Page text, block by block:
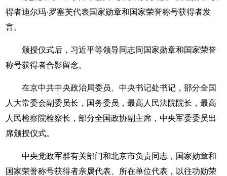
得者迪尔玛·罗塞芙代表国家勋章和国家荣誉称号获得者发
言。
颁授仪式后，习近平等领导同志同国家勋章和国家荣誉
称号获得者合影留念。
在京中共中央政治局委员、中央书记处书记，部分全国
人大常委会副委员长，国务委员，最高人民法院院长，最高
人民检察院检察长，部分全国政协副主席，中央军委委员出
席颁授仪式。
中央党政军群有关部门和北京市负责同志，国家勋章和
国家荣誉称号获得者亲属代表、所在单位代表，以往功勋荣